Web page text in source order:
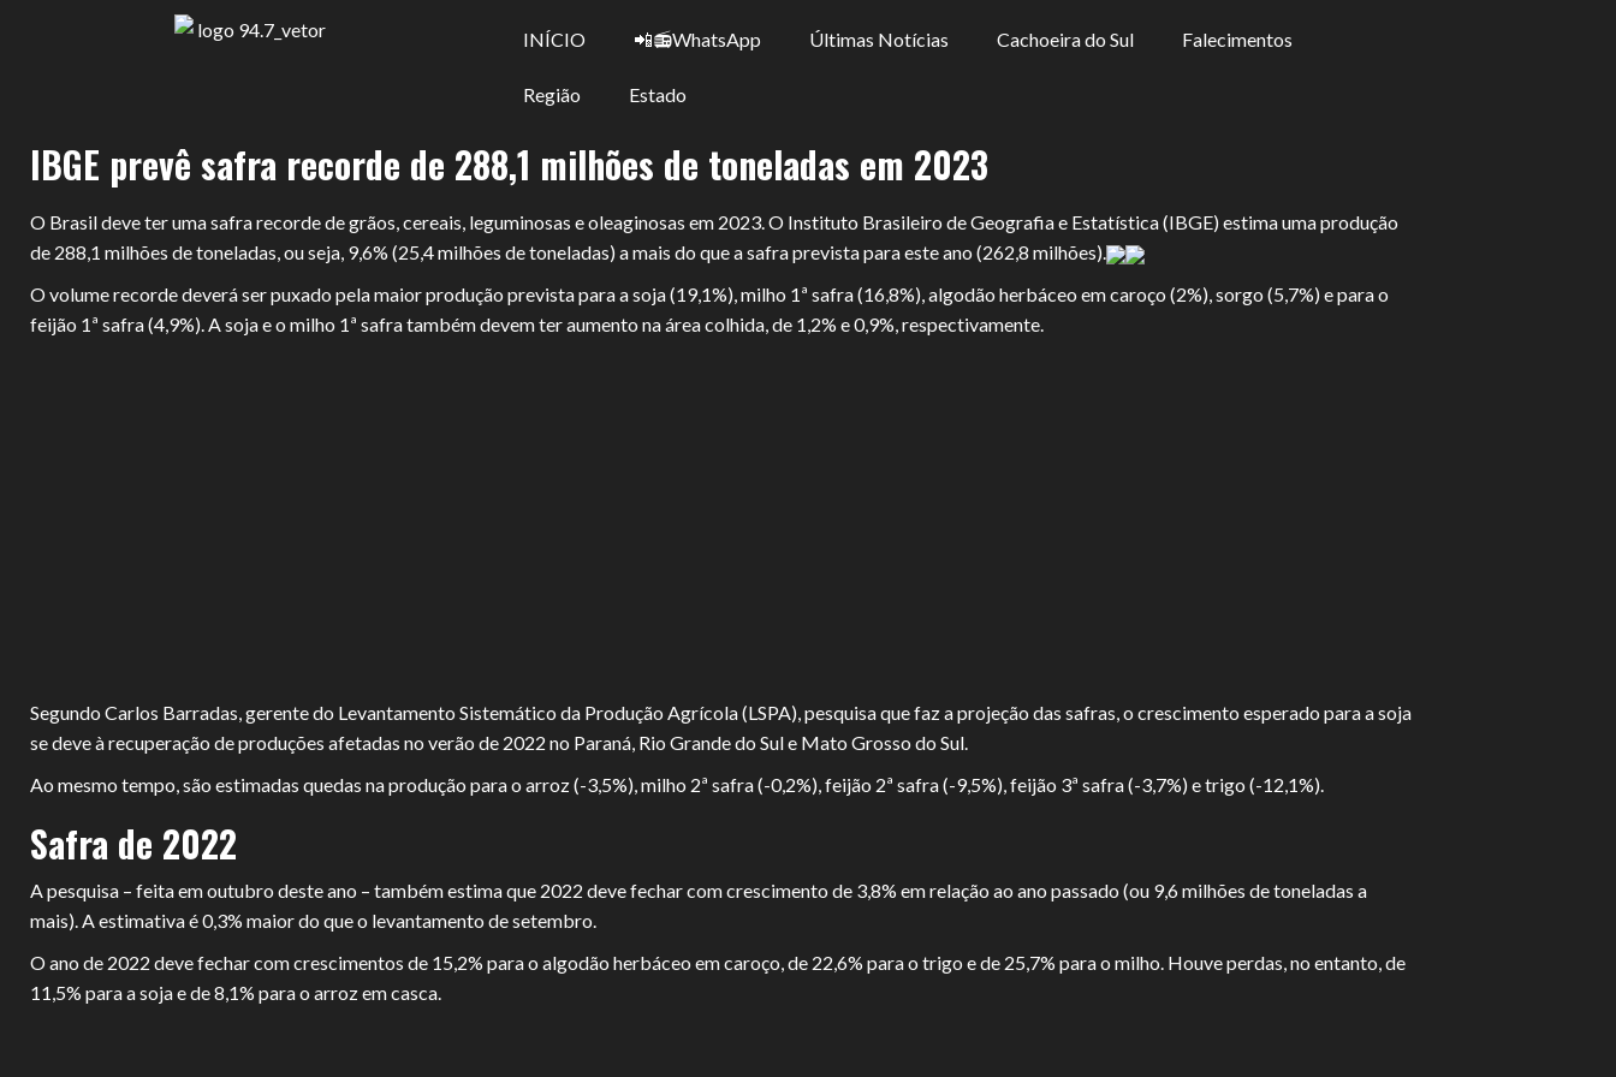
INÍCIO 📲📻WhatsApp Últimas Notícias Cachoeira do Sul Falecimentos
Região Estado
IBGE prevê safra recorde de 288,1 milhões de toneladas em 2023
O Brasil deve ter uma safra recorde de grãos, cereais, leguminosas e oleaginosas em 2023. O Instituto Brasileiro de Geografia e Estatística (IBGE) estima uma produção
de 288,1 milhões de toneladas, ou seja, 9,6% (25,4 milhões de toneladas) a mais do que a safra prevista para este ano (262,8 milhões).
O volume recorde deverá ser puxado pela maior produção prevista para a soja (19,1%), milho 1ª safra (16,8%), algodão herbáceo em caroço (2%), sorgo (5,7%) e para o
feijão 1ª safra (4,9%). A soja e o milho 1ª safra também devem ter aumento na área colhida, de 1,2% e 0,9%, respectivamente.
Segundo Carlos Barradas, gerente do Levantamento Sistemático da Produção Agrícola (LSPA), pesquisa que faz a projeção das safras, o crescimento esperado para a soja
se deve à recuperação de produções afetadas no verão de 2022 no Paraná, Rio Grande do Sul e Mato Grosso do Sul.
Ao mesmo tempo, são estimadas quedas na produção para o arroz (-3,5%), milho 2ª safra (-0,2%), feijão 2ª safra (-9,5%), feijão 3ª safra (-3,7%) e trigo (-12,1%).
Safra de 2022
A pesquisa – feita em outubro deste ano – também estima que 2022 deve fechar com crescimento de 3,8% em relação ao ano passado (ou 9,6 milhões de toneladas a
mais). A estimativa é 0,3% maior do que o levantamento de setembro.
O ano de 2022 deve fechar com crescimentos de 15,2% para o algodão herbáceo em caroço, de 22,6% para o trigo e de 25,7% para o milho. Houve perdas, no entanto, de
11,5% para a soja e de 8,1% para o arroz em casca.